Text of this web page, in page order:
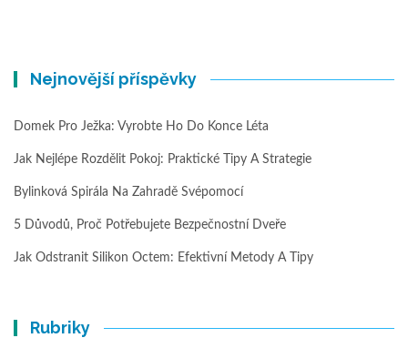
Nejnovější příspěvky
Domek Pro Ježka: Vyrobte Ho Do Konce Léta
Jak Nejlépe Rozdělit Pokoj: Praktické Tipy A Strategie
Bylinková Spirála Na Zahradě Svépomocí
5 Důvodů, Proč Potřebujete Bezpečnostní Dveře
Jak Odstranit Silikon Octem: Efektivní Metody A Tipy
Rubriky